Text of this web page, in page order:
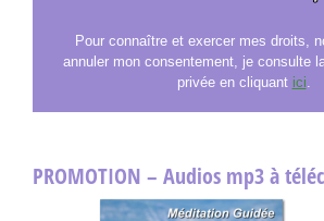
Pour connaître et exercer mes droits,
annuler mon consentement, je consulte
privée en cliquant ici
PROMOTION – Audios mp3 à